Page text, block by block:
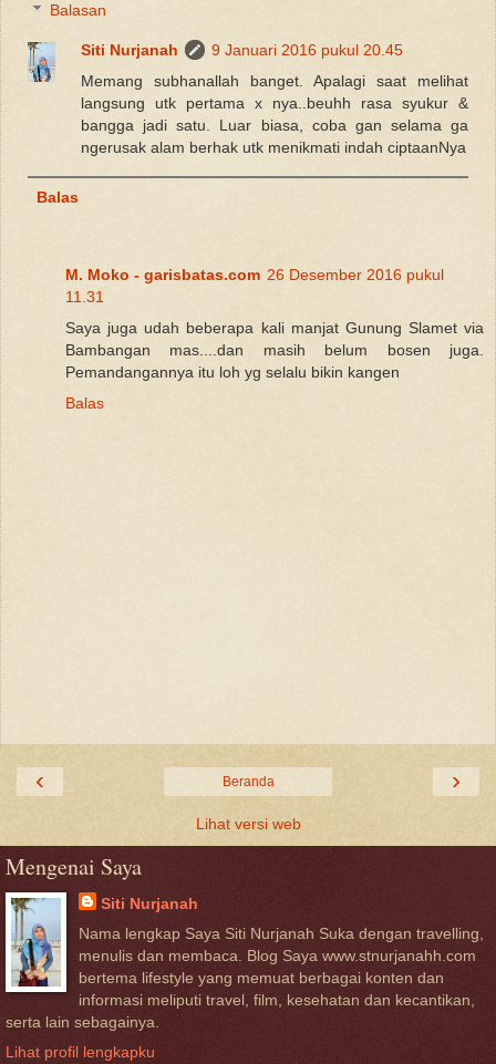
Balasan
Siti Nurjanah
9 Januari 2016 pukul 20.45
Memang subhanallah banget. Apalagi saat melihat
langsung utk pertama x nya..beuhh rasa syukur &
bangga jadi satu. Luar biasa, coba gan selama ga
ngerusak alam berhak utk menikmati indah ciptaanNya
Balas
M. Moko - garisbatas.com 26 Desember 2016 pukul
11.31
Saya juga udah beberapa kali manjat Gunung Slamet via
Bambangan mas....dan masih belum bosen juga.
Pemandangannya itu loh yg selalu bikin kangen
Balas
‹ ›
Beranda
Lihat versi web
Mengenai Saya
Siti Nurjanah
Nama lengkap Saya Siti Nurjanah Suka dengan travelling,
menulis dan membaca. Blog Saya www.stnurjanahh.com
bertema lifestyle yang memuat berbagai konten dan
informasi meliputi travel, film, kesehatan dan kecantikan,
serta lain sebagainya.
Lihat profil lengkapku